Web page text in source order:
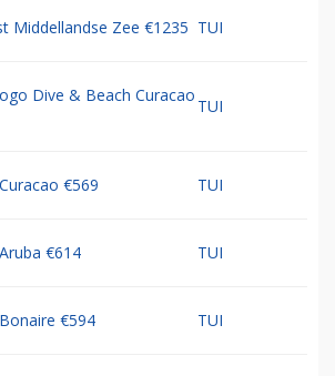
Middellandse Zee €1235 TUI
Dive & Beach Curacao
TUI
€569 TUI
€614 TUI
€594 TUI